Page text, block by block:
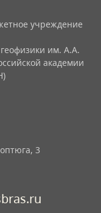
учреждение
им. А.А.
академии
3